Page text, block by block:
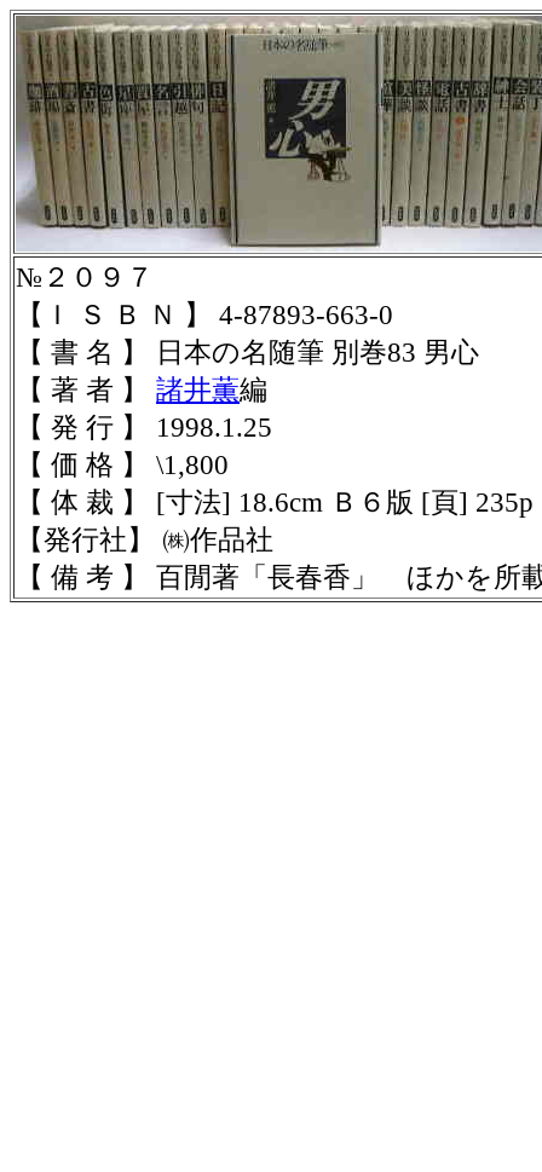
№２０９７
【Ｉ Ｓ Ｂ Ｎ 】 4-87893-663-0
【 書 名 】 日本の名随筆 別巻83 男心
【 著 者 】 諸井薫編
【 発 行 】 1998.1.25
【 価 格 】 \1,800
【 体 裁 】 [寸法] 18.6cm Ｂ６版 [頁]
【発行社】 ㈱作品社
【 備 考 】 百閒著「長春香」 ほかを所